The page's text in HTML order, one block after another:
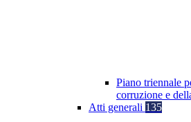
Piano triennale
corruzione e
Atti generali 135